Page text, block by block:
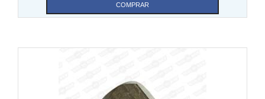
COMPRAR